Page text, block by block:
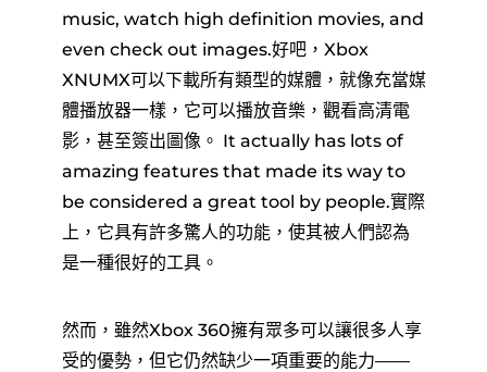
music, watch high definition movies, and
even check out images.好吧，Xbox
XNUMX可以下載所有類型的媒體，就像充當媒
體播放器一樣，它可以播放音樂，觀看高清電
影，甚至簽出圖像。 It actually has lots of
amazing features that made its way to
be considered a great tool by people.實際
上，它具有許多驚人的功能，使其被人們認為
是一種很好的工具。
然而，雖然Xbox 360擁有眾多可以讓很多人享
受的優勢，但它仍然缺少一項重要的能力——